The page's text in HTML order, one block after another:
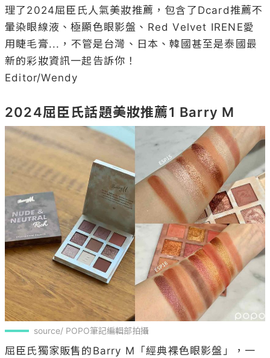
理了2024屈臣氏人氣美妝推薦，包含了Dcard推薦不
暈染眼線液、極顯色眼影盤、Red Velvet IRENE愛
用睫毛膏...，不管是台灣、日本、韓國甚至是泰國最
新的彩妝資訊一起告訴你！
Editor/Wendy
2024屈臣氏話題美妝推薦1 Barry M
source/ POPO筆記編輯部拍攝
屈臣氏獨家販售的Barry M「經典裸色眼影盤」，一